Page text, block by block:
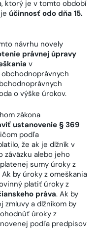
ktorý je v tomto období
účinnosť odo dňa 15.
návrhu novely
právnej úpravy
v
o výške úrokov.
zákona
ustanovenie § 369
podľa
že ak je dlžník v
záväzku alebo jeho
sumy úroky z
Ak by úroky z omeškania
platiť úroky z
práva. Ak by
zmluvy a dlžníkom by
úroky z
podľa predpisov